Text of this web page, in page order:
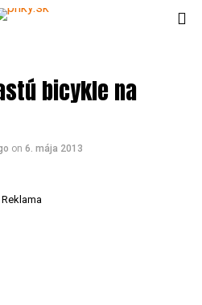
bicykle na
on 6. mája 2013
Reklama